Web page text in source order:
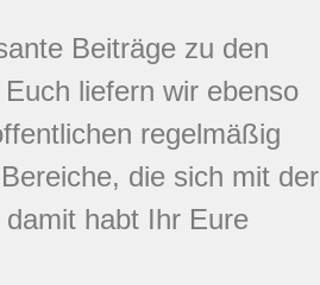
Beiträge zu den
liefern wir ebenso
regelmäßig
die sich mit der
habt Ihr Eure